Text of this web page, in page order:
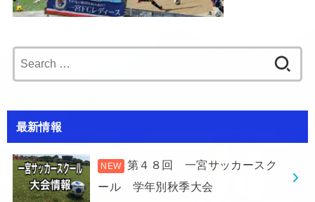
for:
最新情報
第４８回 一宮サッカースク
ール 学年別秋季大会